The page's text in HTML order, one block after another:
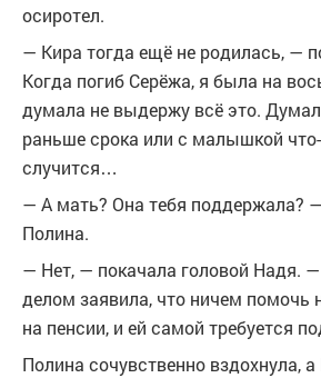
осиротел.
— Кира тогда ещё не родилась, —
Когда погиб Серёжа, я была на
думала не выдержу всё это.
раньше срока или с малышкой
случится…
— А мать? Она тебя поддержала?
Полина.
— Нет, — покачала головой Надя.
делом заявила, что ничем помочь
на пенсии, и ей самой требуется
Полина сочувственно вздохнула,